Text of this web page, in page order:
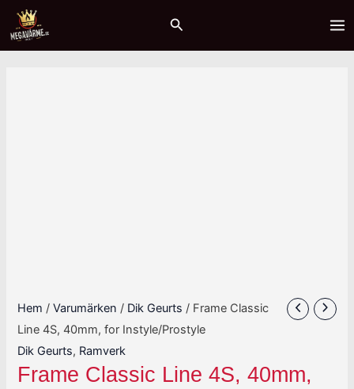
Hoppa
innehåll
Sök
Hem /Varumärken / Dik Geurts / Frame Classic
Line 4S, 40mm, for Instyle/Prostyle
Dik Geurts, Ramverk
Frame Classic Line 4S, 40mm,